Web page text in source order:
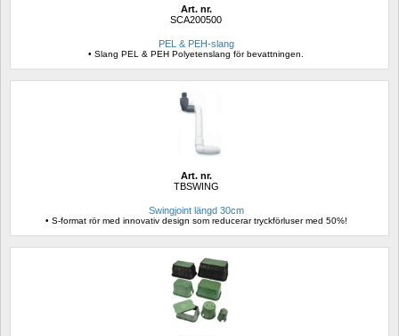
Art. nr.
SCA200500
PEL & PEH-slang
• Slang PEL & PEH Polyetenslang för bevattningen.
Art. nr.
TBSWING
Swingjoint längd 30cm
• S-format rör med innovativ design som reducerar tryckförluser med 50%!